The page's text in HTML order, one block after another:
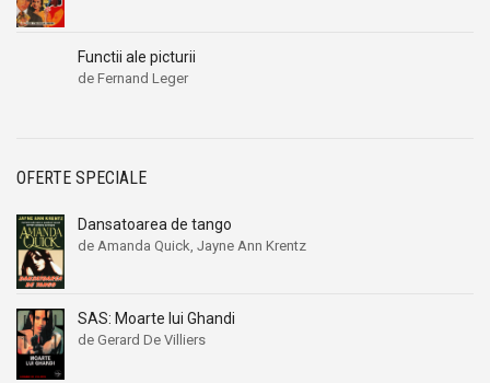
Functii ale picturii
de Fernand Leger
OFERTE SPECIALE
Dansatoarea de tango
de Amanda Quick, Jayne Ann Krentz
SAS: Moarte lui Ghandi
de Gerard De Villiers